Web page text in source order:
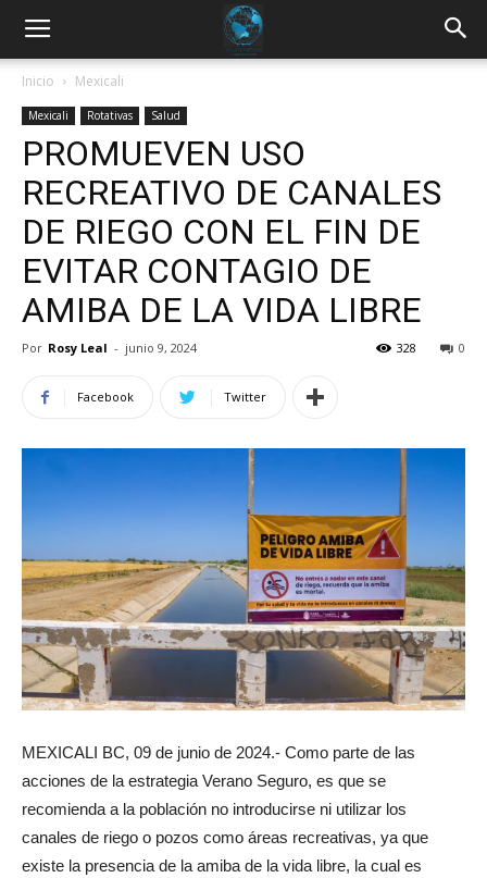
Inicio Mexicali
Mexicali Rotativas Salud
PROMUEVEN USO
RECREATIVO DE CANALES
DE RIEGO CON EL FIN DE
EVITAR CONTAGIO DE
AMIBA DE LA VIDA LIBRE
Por Rosy Leal - junio 9, 2024 0
328
Facebook Twitter
MEXICALI BC, 09 de junio de 2024.- Como parte de las
acciones de la estrategia Verano Seguro, es que se
recomienda a la población no introducirse ni utilizar los
canales de riego o pozos como áreas recreativas, ya que
existe la presencia de la amiba de la vida libre, la cual es